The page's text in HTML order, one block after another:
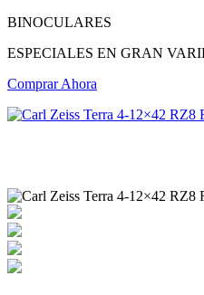
BINOCULARES
ESPECIALES EN GRAN
Comprar Ahora